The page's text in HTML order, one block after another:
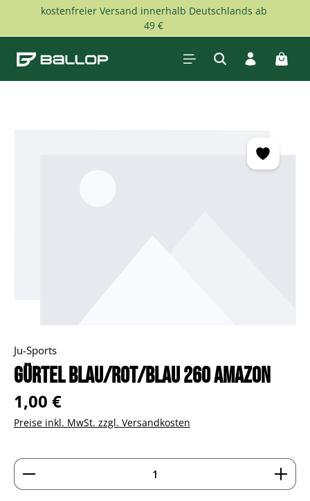
Zum Hauptinhalt springen
kostenfreier Versand innerhalb Deutschlands ab
49 €
Ju-Sports
Gürtel blau/rot/blau 260 Amazon
Regulärer Preis:
1,00 €
Preise inkl. MwSt. zzgl. Versandkosten
Produkt Anzahl: Gib den gewünschten Wert ein